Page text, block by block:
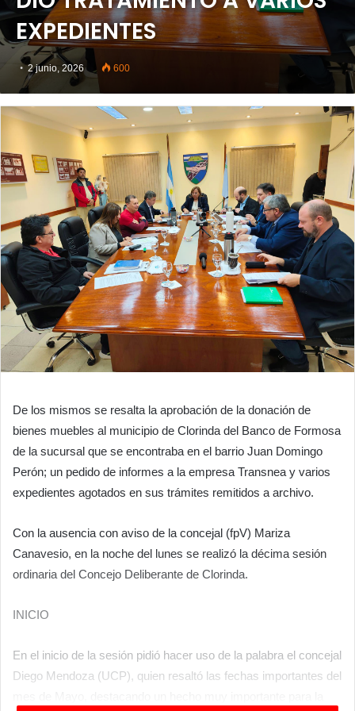
EXPEDIENTES
2 junio, 2026 600
De los mismos se resalta la aprobación de la donación de
bienes muebles al municipio de Clorinda del Banco de Formosa
de la sucursal que se encontraba en el barrio Juan Domingo
Perón; un pedido de informes a la empresa Transnea y varios
expedientes agotados en sus trámites remitidos a archivo.
Con la ausencia con aviso de la concejal (fpV) Mariza
Canavesio, en la noche del lunes se realizó la décima sesión
ordinaria del Concejo Deliberante de Clorinda.
INICIO
En el inicio de la sesión pidió hacer uso de la palabra el concejal
Diego Mendoza (UCP), quien resaltó las fechas importantes del